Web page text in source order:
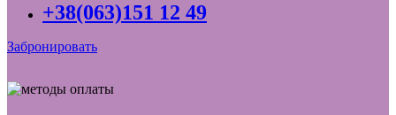
+38(063)151 12 49
Забронировать